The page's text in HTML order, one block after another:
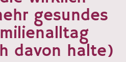
gesundes
davon halte)